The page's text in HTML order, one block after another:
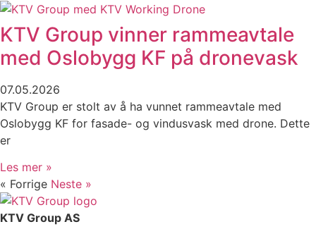
KTV Group vinner rammeavtale
med Oslobygg KF på dronevask
07.05.2026
KTV Group er stolt av å ha vunnet rammeavtale med
Oslobygg KF for fasade- og vindusvask med drone. Dette
er
Les mer »
« Forrige Neste »
KTV Group AS